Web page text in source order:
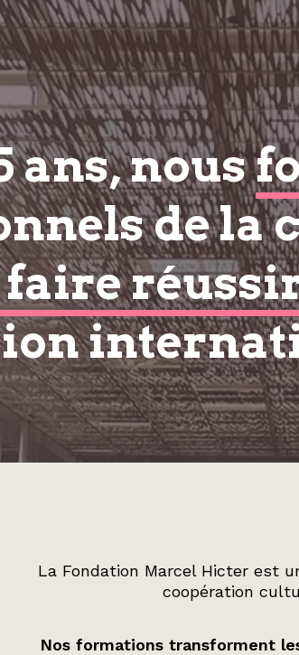
ans, nous
de la
La Fondation Marcel Hicter est
coopération
Nos formations transforment